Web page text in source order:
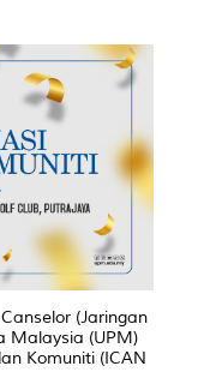
(Jaringan
Malaysia (UPM)
Komuniti (ICAN